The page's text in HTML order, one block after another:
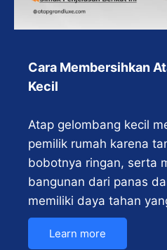
Cara Membersihkan
Kecil
Atap gelombang kecil
pemilik rumah karena
bobotnya ringan, serta
bangunan dari panas
memiliki daya tahan
Learn more